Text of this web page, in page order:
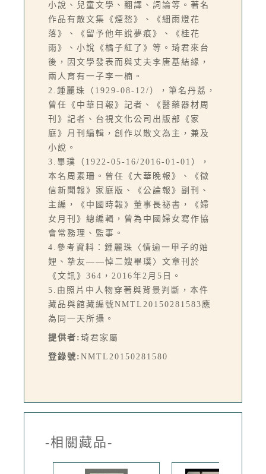
小說、兒童文學、翻譯、詞論等。著名
作品有散文集《煙愁》、《細雨燈花
落》、《留予他年說夢痕》、《桂花
雨》、小說《橘子紅了》等。琦君來台
後，因文學發表而與丈夫李唐基結緣，
兩人育有一子李一楠。
2.鍾麗珠（1929-08-12/），筆名丹荔，
曾任《中華日報》記者、《醫藥器材周
刊》記者、台視文化公司出版部《家
庭》月刊編輯，創作以散文為主，兼及
小說。
3.畢璞（1922-05-16/2016-01-01），
本名周素珊。曾任《大華晚報》、《徵
信新聞報》家庭版、《公論報》副刊、
主編，《中國時報》董事長祕書，《婦
女月刊》總編輯，曾為中國婦女寫作協
會常務理、監事。
4.參考資料：鍾麗珠〈情逾一甲子的妯
娌、摯友——悼二嫂畢璞〉文章刊於
《文訊》364，2016年2月5日。
5.由照片中人物穿著與背景判斷，本件
藏品與館藏編號NMTL20150281583應
為同一天所攝。
提供者: 琦君家屬
登錄號: NMTL20150281580
-相關藏品-